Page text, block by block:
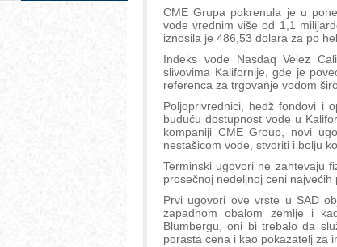
CME Grupa pokrenula je u
vode vrednim više od 1,1
iznosila je 486,53 dolara za po
Indeks vode Nasdaq Velez
slivovima Kalifornije, gde je
referenca za trgovanje vodom
Poljoprivrednici, hedž fondovi i
buduću dostupnost vode u
kompaniji CME Group, novi
nestašicom vode, stvoriti i bolju
Terminski ugovori ne zahtevaju
prosečnoj nedeljnoj ceni
Prvi ugovori ove vrste u SAD
zapadnom obalom zemlje i
Blumbergu, oni bi trebalo da
porasta cena i kao pokazatelj za